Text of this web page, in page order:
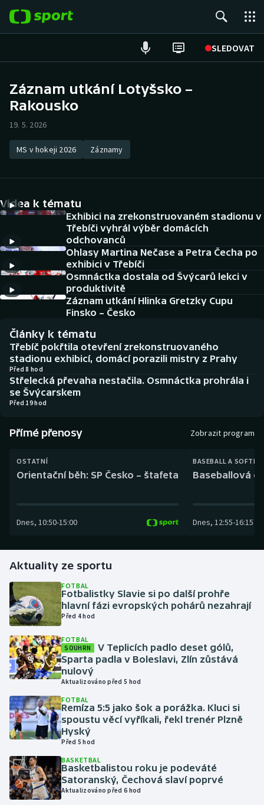
SLEDOVAT
Hokej
Atletika
DALŠÍ SPORTY
Americký fotbal
Baseball a softbal
Basketbal
Biatlon
Boby a skeleton
Box
Florbal
Golf
Házená
Jezdectví
Judo
Krasobruslení
Lezení
Lyže a snowboard
Moderní pětiboj
Motorsport
NEPŘEHLÉDNĚTE
Soutěže
Historické návraty
Aplikace ČT sport
AZ kvíz
Záznam utkání Lotyšsko –
Rakousko
19. 5. 2026
MS v hokeji 2026 Záznamy
Videa k tématu
Exhibici na zrekonstruovaném stadionu v
Třebíči vyhrál výběr domácích
odchovanců
Ohlasy Martina Nečase a Petra Čecha po
exhibici v Třebíči
Osmnáctka dostala od Švýcarů lekci v
produktivitě
Záznam utkání Hlinka Gretzky Cupu
Finsko – Česko
Články k tématu
Třebíč pokřtila otevření zrekonstruovaného
stadionu exhibicí, domácí porazili mistry z Prahy
Před 8 hod
Střelecká převaha nestačila. Osmnáctka prohrála i
se Švýcarskem
Před 19 hod
Přímé přenosy Zobrazit program
OSTATNÍ
Orientační běh: SP Česko – štafeta
Dnes, 10:50-15:00
BASEBALL A
Baseballová
Dnes, 12:55-16:15
Aktuality ze sportu
FOTBAL
Fotbalistky Slavie si po další prohře
hlavní fázi evropských pohárů nezahrají
Před 4 hod
FOTBAL
SOUHRN
V Teplicích padlo deset gólů,
Sparta padla v Boleslavi, Zlín zůstává
nulový
Aktualizováno před 5 hod
FOTBAL
Remíza 5:5 jako šok a porážka. Kluci si
spoustu věcí vyříkali, řekl trenér Plzně
Hyský
Před 5 hod
BASKETBAL
Basketbalistou roku je podeváté
Satoranský, Čechová slaví poprvé
Aktualizováno před 6 hod